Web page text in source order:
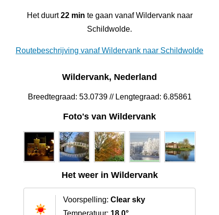
Het duurt22 min te gaan vanaf Wildervank naar
Schildwolde.
Routebeschrijving vanaf Wildervank naar Schildwolde
Wildervank, Nederland
Breedtegraad: 53.0739 // Lengtegraad: 6.85861
Foto's van Wildervank
Het weer in Wildervank
Voorspelling: Clear sky